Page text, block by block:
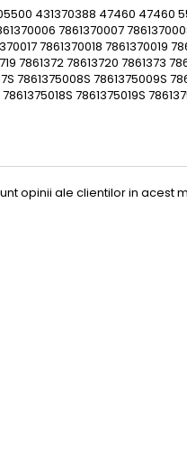
431370388 47460 47460
7861370007
7861370018 7861370019
7861372 78613720 7861373
7861375009S
7861375019S
opinii ale clientilor in acest